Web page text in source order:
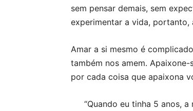
sem pensar demais, sem
experimentar a vida, portanto,
Amar a si mesmo é
também nos amem.
por cada coisa que apaixona
“Quando eu tinha 5 anos,